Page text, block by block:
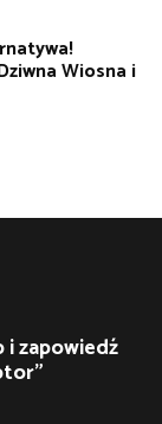
Wiosna i
zapowiedź